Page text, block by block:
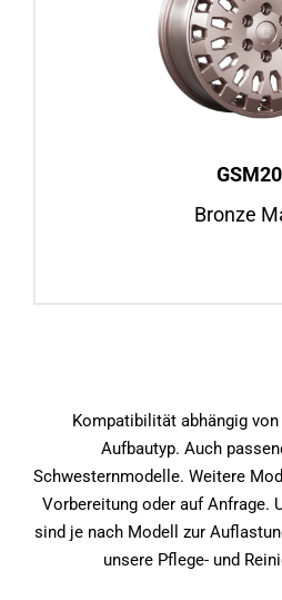
GSM20
Bronze
Bronze
16″
Fiat Ducato, ab
Mercedes Sprinter, ab
Kompatibilität abhängig
Aufbautyp. Auch
Schwesternmodelle. Weitere
Vorbereitung oder auf Anfrage.
sind je nach Modell zur
unsere Pflege- und